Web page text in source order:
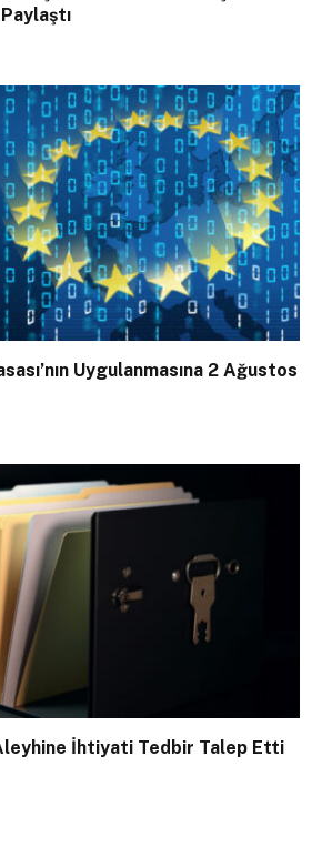
Uygulanmasına 2 Ağustos
İhtiyati Tedbir Talep Etti